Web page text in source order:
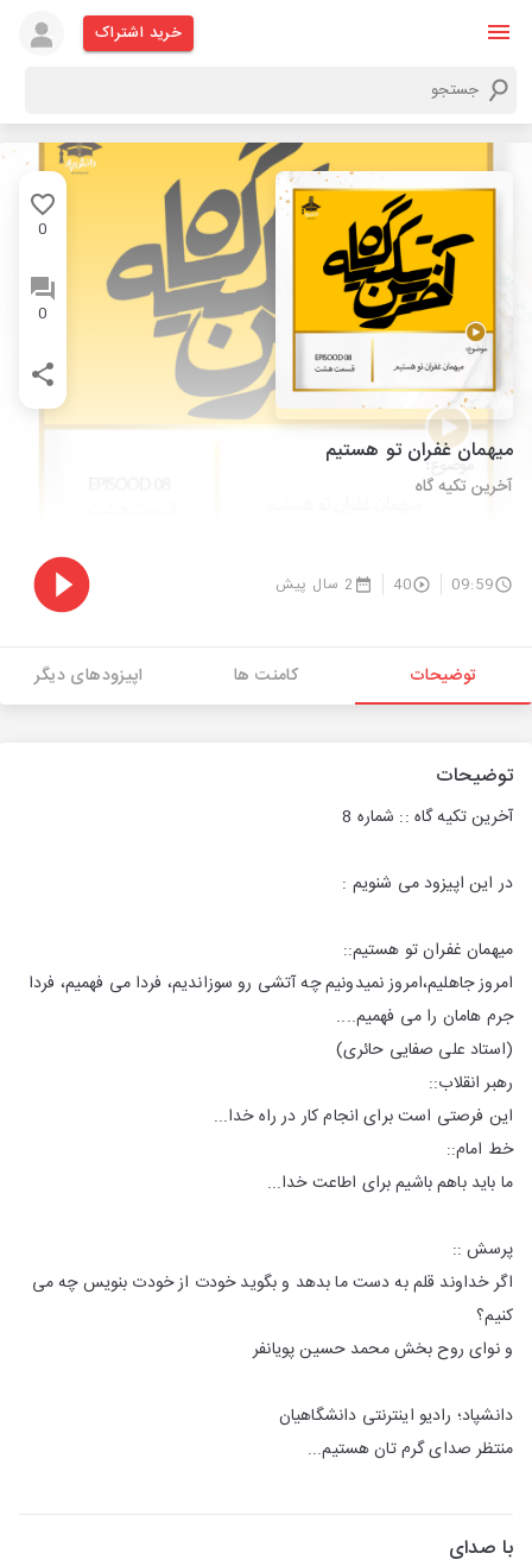
خرید اشتراک
0
0
میهمان غفران تو هستیم
آخرین تکیه گاه
09:59
40 2 سال پیش
توضیحات کامنت ها اپیزودهای دیگر
توضیحات
آخرین تکیه گاه :: شماره 8
در این اپیزود می شنویم :
میهمان غفران تو هستیم::
امروز جاهلیم،امروز نمیدونیم چه آتشی رو سوزاندیم، فردا می فهمیم، فردا
جرم هامان را می فهمیم....
(استاد علی صفایی حائری)
رهبر انقلاب::
این فرصتی است برای انجام کار در راه خدا...
خط امام::
ما باید باهم باشیم برای اطاعت خدا...
پرسش ::
اگر خداوند قلم به دست ما بدهد و بگوید خودت از خودت بنویس چه می
کنیم؟
و نوای روح بخش محمد حسین پویانفر
دانشپاد؛ رادیو اینترنتی دانشگاهیان
منتظر صدای گرم تان هستیم...
با صدای